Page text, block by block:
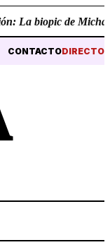
La biopic de
CONTACTODIRECTO